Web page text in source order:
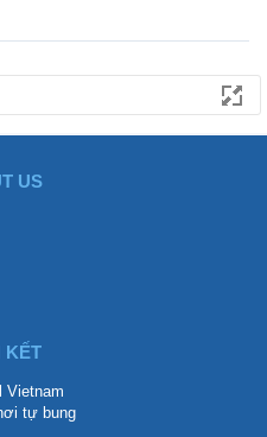
US
KẾT
Vietnam
tự bung